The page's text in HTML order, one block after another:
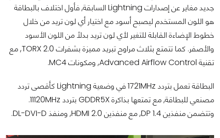
جديد مغاير عن إصدارات Lightning السابقة, فأول اختلاف بالبطاقة
هو اللون المستخدم ليصبح أسود مع اختيار أي لون تريد من خلال
خطوط الإضاءة القابلة للتغير لأي لون تريد بدلاً من اللون الأسود
والأصفر. كما تتمتع بثلاث مراوح تبريد مميزة بشفرات TORX 2.0, مع
تقنية Advanced Airflow Control, ومكونات MC4.
البطاقة تعمل بتردد 1721MHz في وضعية Lightning كأقصى تردد
مصنعي للبطاقة, مع تمتعها بذاكرة GDDR5X بتردد 11120MHz.
وتتضمن منفذين DP 1.4, مع منفذين HDMI 2.0, ومنفذ DL-DVI-D.